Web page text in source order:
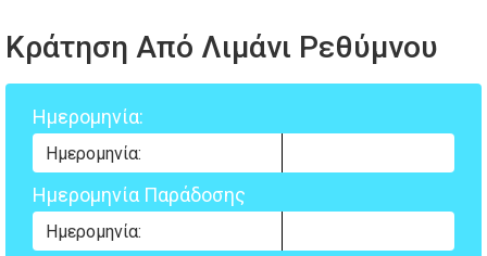
Κράτηση Από Λιμάνι Ρεθύμνου
Ημερομηνία:
Ημερομηνία Παράδοσης